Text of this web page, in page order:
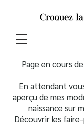
Page en cours
En attendant
aperçu de mes
naissance sur
Découvrir les